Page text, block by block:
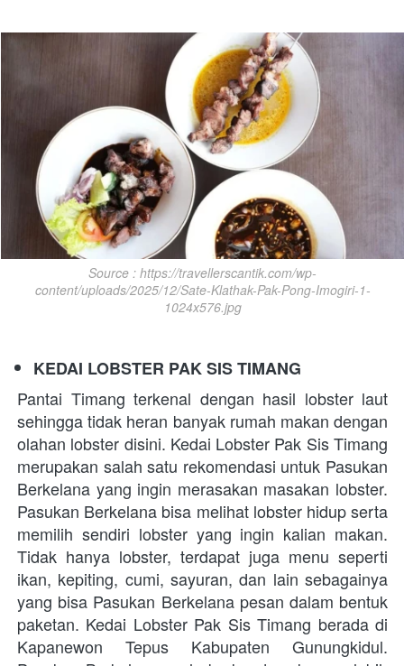
Source : https://travellerscantik.com/wp-
content/uploads/2025/12/Sate-Klathak-Pak-Pong-Imogiri-1-
1024x576.jpg
KEDAI LOBSTER PAK SIS TIMANG
Pantai Timang terkenal dengan hasil lobster laut
sehingga tidak heran banyak rumah makan dengan
olahan lobster disini. Kedai Lobster Pak Sis Timang
merupakan salah satu rekomendasi untuk Pasukan
Berkelana yang ingin merasakan masakan lobster.
Pasukan Berkelana bisa melihat lobster hidup serta
memilih sendiri lobster yang ingin kalian makan.
Tidak hanya lobster, terdapat juga menu seperti
ikan, kepiting, cumi, sayuran, dan lain sebagainya
yang bisa Pasukan Berkelana pesan dalam bentuk
paketan. Kedai Lobster Pak Sis Timang berada di
Kapanewon Tepus Kabupaten Gunungkidul.